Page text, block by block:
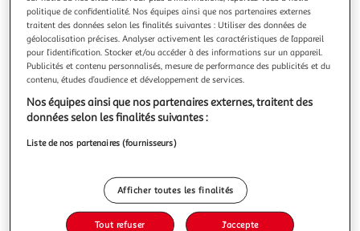
Schokobons Œufs en chocolat au lait fourrés lait et
noisettes
Kinder Schoko-Bons, c'est un délicieux bonbon au chocolat
Kinder sublimé par une recette gourmande aux éclats de
noisettes, dans un format idéal pour le partage.
En savoir +
Vous voulez connaître le prix de ce produit ?
Afficher le prix
politique de confidentialité. Nos équipes ainsi que nos partenaires externes
traitent des données selon les finalités suivantes : Utiliser des données de
géolocalisation précises. Analyser activement les caractéristiques de l’appareil
pour l’identification. Stocker et/ou accéder à des informations sur un appareil.
Publicités et contenu personnalisés, mesure de performance des publicités et du
contenu, études d’audience et développement de services.
Nos équipes ainsi que nos partenaires externes, traitent des
données selon les finalités suivantes :
Liste de nos partenaires (fournisseurs)
Afficher toutes les finalités
Tout refuser J'accepte